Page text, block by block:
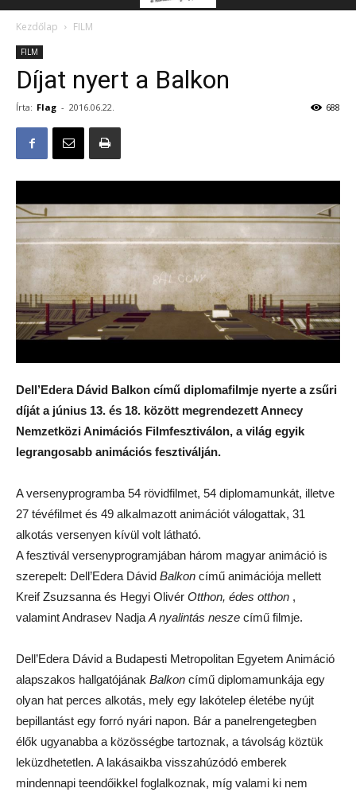
Kezdőlap FILM
FILM
Díjat nyert a Balkon
Írta: Flag - 2016.06.22. 688
Dell’Edera Dávid Balkon című diplomafilmje nyerte a zsűri
díját a június 13. és 18. között megrendezett Annecy
Nemzetközi Animációs Filmfesztiválon, a világ egyik
legrangosabb animációs fesztiválján.
A versenyprogramba 54 rövidfilmet, 54 diplomamunkát, illetve
27 tévéfilmet és 49 alkalmazott animációt válogattak, 31
alkotás versenyen kívül volt látható.
A fesztivál versenyprogramjában három magyar animáció is
szerepelt: Dell’Edera Dávid Balkon című animációja mellett
Kreif Zsuzsanna és Hegyi Olivér Otthon, édes otthon ,
valamint Andrasev Nadja A nyalintás nesze című filmje.
Dell’Edera Dávid a Budapesti Metropolitan Egyetem Animáció
alapszakos hallgatójának Balkon című diplomamunkája egy
olyan hat perces alkotás, mely egy lakótelep életébe nyújt
bepillantást egy forró nyári napon. Bár a panelrengetegben
élők ugyanabba a közösségbe tartoznak, a távolság köztük
leküzdhetetlen. A lakásaikba visszahúzódó emberek
mindennapi teendőikkel foglalkoznak, míg valami ki nem